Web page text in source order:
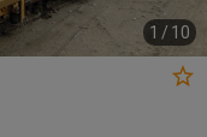
1 / 10